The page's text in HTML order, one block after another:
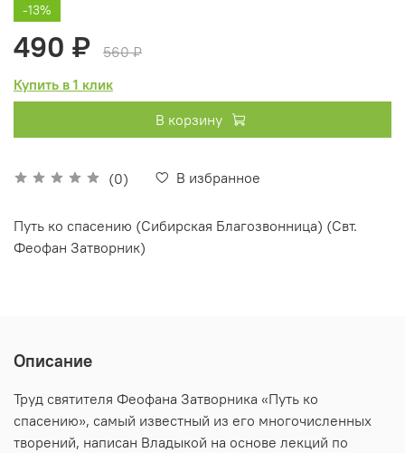
(0) В избранное
-13%
490 ₽
560 ₽
Купить в 1 клик
В корзину
Путь ко спасению (Сибирская Благозвонница) (Свт.
Феофан Затворник)
Описание
Труд святителя Феофана Затворника «Путь ко
спасению», самый известный из его многочисленных
творений, написан Владыкой на основе лекций по